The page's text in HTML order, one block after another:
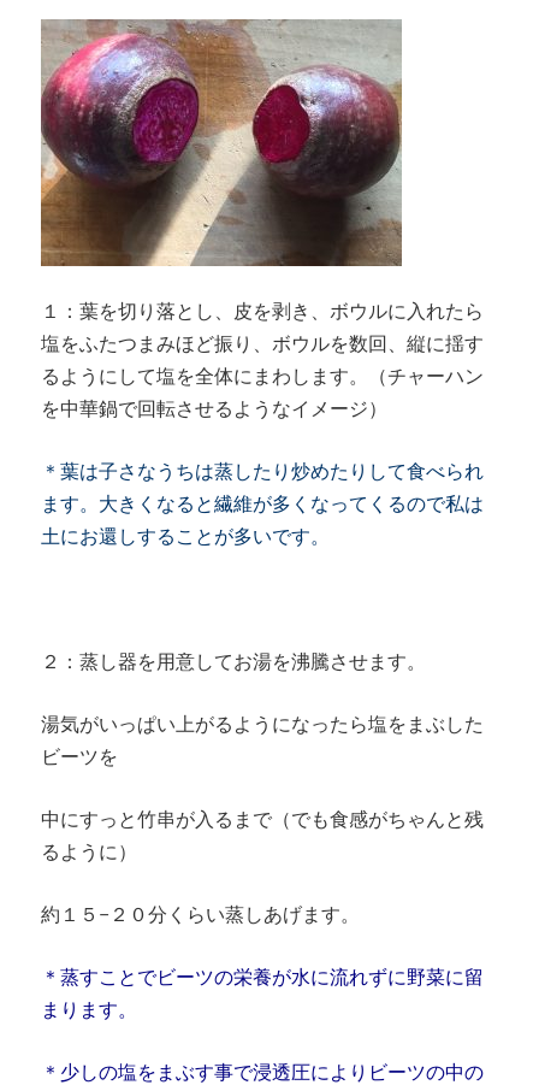
１：葉を切り落とし、皮を剥き、ボウルに入れたら
塩をふたつまみほど振り、ボウルを数回、縦に揺す
るようにして塩を全体にまわします。（チャーハン
を中華鍋で回転させるようなイメージ）
＊葉は子さなうちは蒸したり炒めたりして食べられ
ます。大きくなると繊維が多くなってくるので私は
土にお還しすることが多いです。
２：蒸し器を用意してお湯を沸騰させます。
湯気がいっぱい上がるようになったら塩をまぶした
ビーツを
中にすっと竹串が入るまで（でも食感がちゃんと残
るように）
約１５−２０分くらい蒸しあげます。
＊蒸すことでビーツの栄養が水に流れずに野菜に留
まります。
＊少しの塩をまぶす事で浸透圧によりビーツの中の